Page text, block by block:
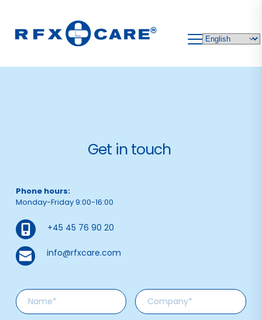
Get in touch
Phone hours:
Monday-Friday 9:00-16:00
+45 45 76 90 20
info@rfxcare.com